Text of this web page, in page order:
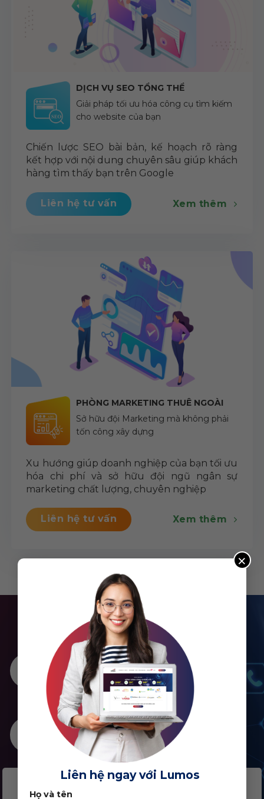
Liên hệ ngay với Lumos
Họ và tên
×
DỊCH VỤ SEO TỔNG THỂ
Giải pháp tối ưu hóa công cụ tìm kiếm
cho website của bạn
Chiến lược SEO bài bản, kế hoạch rõ ràng
kết hợp với nội dung chuyên sâu giúp khách
hàng tìm thấy bạn trên Google
Liên hệ tư vấn Xem thêm
PHÒNG MARKETING THUÊ NGOÀI
Sở hữu đội Marketing mà không phải
tốn công xây dựng
Xu hướng giúp doanh nghiệp của bạn tối ưu
hóa chi phí và sở hữu đội ngũ ngân sự
marketing chất lượng, chuyên nghiệp
Liên hệ tư vấn Xem thêm
ĐỐI TÁC – KHÁCH HÀNG
ĐỒNG HÀNH CÙNG CHÚNG TÔI
1,000+
Dự án đã triển khai
0 +
Chiến dịch
0+
Khách hàng
0+
Đối tác tiêu biểu